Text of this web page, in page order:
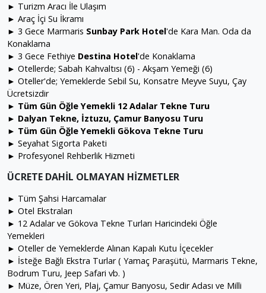
► Turizm Aracı İle Ulaşım
► Araç İçi Su İkramı
► 3 Gece Marmaris Sunbay Park Hotel'de Kara Man. Oda da
Konaklama
► 3 Gece Fethiye Destina Hotel'de Konaklama
► Otellerde; Sabah Kahvaltısı (6) - Akşam Yemeği (6)
► Oteller'de; Yemeklerde Sebil Su, Konsatre Meyve Suyu, Çay
Ücretsizdir
► Tüm Gün Öğle Yemekli 12 Adalar Tekne Turu
► Dalyan Tekne, İztuzu, Çamur Banyosu Turu
► Tüm Gün Öğle Yemekli Gökova Tekne Turu
► Seyahat Sigorta Paketi
► Profesyonel Rehberlik Hizmeti
ÜCRETE DAHİL OLMAYAN HİZMETLER
► Tüm Şahsi Harcamalar
► Otel Ekstraları
► 12 Adalar ve Gökova Tekne Turları Haricindeki Öğle
Yemekleri
► Oteller de Yemeklerde Alınan Kapalı Kutu İçecekler
► İsteğe Bağlı Ekstra Turlar ( Yamaç Paraşütü, Marmaris Tekne,
Bodrum Turu, Jeep Safari vb. )
► Müze, Ören Yeri, Plaj, Çamur Banyosu, Sedir Adası ve Milli